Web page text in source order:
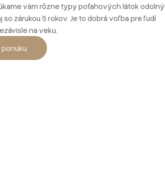
vám rôzne typy poťahových látok
so zárukou 5 rokov. Je to dobrá voľba pre ľudí
na veku.